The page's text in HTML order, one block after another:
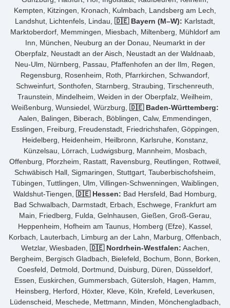
Kempten, Kitzingen, Kronach, Kulmbach, Landsberg am Lech,
Landshut, Lichtenfels, Lindau, 🇩🇪 Bayern (M–W): Karlstadt,
Marktoberdorf, Memmingen, Miesbach, Miltenberg, Mühldorf am
Inn, München, Neuburg an der Donau, Neumarkt in der
Oberpfalz, Neustadt an der Aisch, Neustadt an der Waldnaab,
Neu-Ulm, Nürnberg, Passau, Pfaffenhofen an der Ilm, Regen,
Regensburg, Rosenheim, Roth, Pfarrkirchen, Schwandorf,
Schweinfurt, Sonthofen, Starnberg, Straubing, Tirschenreuth,
Traunstein, Mindelheim, Weiden in der Oberpfalz, Weilheim,
Weißenburg, Wunsiedel, Würzburg, 🇩🇪 Baden-Württemberg:
Aalen, Balingen, Biberach, Böblingen, Calw, Emmendingen,
Esslingen, Freiburg, Freudenstadt, Friedrichshafen, Göppingen,
Heidelberg, Heidenheim, Heilbronn, Karlsruhe, Konstanz,
Künzelsau, Lörrach, Ludwigsburg, Mannheim, Mosbach,
Offenburg, Pforzheim, Rastatt, Ravensburg, Reutlingen, Rottweil,
Schwäbisch Hall, Sigmaringen, Stuttgart, Tauberbischofsheim,
Tübingen, Tuttlingen, Ulm, Villingen-Schwenningen, Waiblingen,
Waldshut-Tiengen, 🇩🇪 Hessen: Bad Hersfeld, Bad Homburg,
Bad Schwalbach, Darmstadt, Erbach, Eschwege, Frankfurt am
Main, Friedberg, Fulda, Gelnhausen, Gießen, Groß-Gerau,
Heppenheim, Hofheim am Taunus, Homberg (Efze), Kassel,
Korbach, Lauterbach, Limburg an der Lahn, Marburg, Offenbach,
Wetzlar, Wiesbaden, 🇩🇪 Nordrhein-Westfalen: Aachen,
Bergheim, Bergisch Gladbach, Bielefeld, Bochum, Bonn, Borken,
Coesfeld, Detmold, Dortmund, Duisburg, Düren, Düsseldorf,
Essen, Euskirchen, Gummersbach, Gütersloh, Hagen, Hamm,
Heinsberg, Herford, Höxter, Kleve, Köln, Krefeld, Leverkusen,
Lüdenscheid, Meschede, Mettmann, Minden, Mönchengladbach,